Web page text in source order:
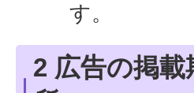
す。
2 広告の掲